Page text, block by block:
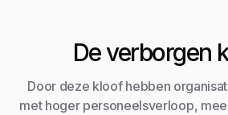
De verborgen
Door deze kloof hebben
met hoger personeelsverloop,